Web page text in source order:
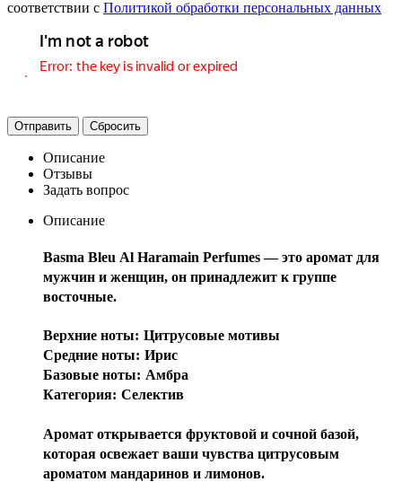
соответствии с Политикой обработки персональных данных
Отправить Сбросить
Описание
Отзывы
Задать вопрос
Описание
Basma Bleu Al Haramain Perfumes— это аромат для
мужчин и женщин, он принадлежит к группе
восточные.
Верхние ноты: Цитрусовые мотивы
Средние ноты: Ирис
Базовые ноты: Амбра
Категория: Cелектив
Аромат открывается фруктовой и сочной базой,
которая освежает ваши чувства цитрусовым
ароматом мандаринов и лимонов.